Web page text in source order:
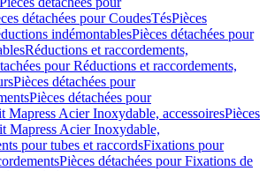
détachées pour CoudesTésPièces
indémontablesPièces détachées pour
Réductions et raccordements,
pour Réductions et raccordements,
Pièces détachées pour
Pièces détachées pour
Mapress Acier Inoxydable, accessoiresPièces
Mapress Acier Inoxydable,
pour tubes et raccordsFixations pour
Pièces détachées pour Fixations de